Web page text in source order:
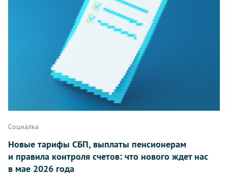
Социалка
Новые тарифы СБП, выплаты пенсионерам
и правила контроля счетов: что нового ждет нас
в мае 2026 года